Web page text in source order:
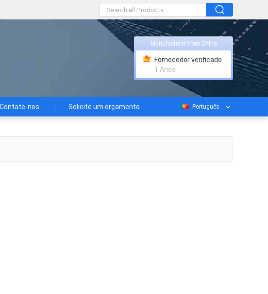
Manufacturer from China
Fornecedor verificado
1 Anos
Contate-nos Solicite um orçamento Português